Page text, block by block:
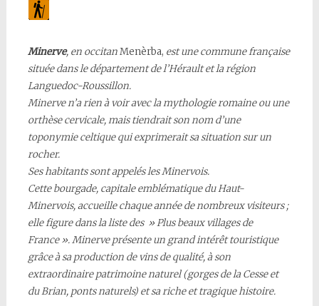
Minerve, en occitanMenèrba, est une commune française
située dans le département de l’Hérault et la région
Languedoc-Roussillon.
Minerve n’a rien à voir avec la mythologie romaine ou une
orthèse cervicale, mais tiendrait son nom d’une
toponymie celtique qui exprimerait sa situation sur un
rocher.
Ses habitants sont appelés les Minervois.
Cette bourgade, capitale emblématique du Haut-
Minervois,accueille chaque année de nombreux visiteurs ;
elle figure dans la liste des » Plus beaux villages de
France ». Minerve présente un grand intérêt touristique
grâce à sa production de vins de qualité, à son
extraordinaire patrimoine naturel (gorges de la Cesse et
du Brian, ponts naturels) et sa riche et tragique histoire.